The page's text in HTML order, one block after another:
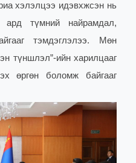
хэлэлцээ идэвхжсэн нь
ард түмний найрамдал,
тэмдэглэлээ. Мөн
түншлэл”-ийн харилцааг
өргөн боломж байгааг